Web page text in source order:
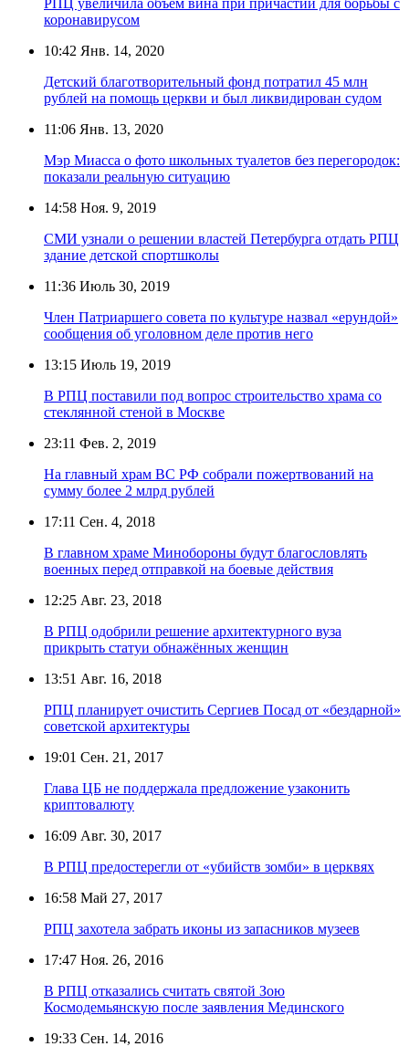
РПЦ увеличила объём вина при причастии для борьбы с
коронавирусом
10:42 Янв. 14, 2020
Детский благотворительный фонд потратил 45 млн
рублей на помощь церкви и был ликвидирован судом
11:06 Янв. 13, 2020
Мэр Миасса о фото школьных туалетов без перегородок:
показали реальную ситуацию
14:58 Ноя. 9, 2019
СМИ узнали о решении властей Петербурга отдать РПЦ
здание детской спортшколы
11:36 Июль 30, 2019
Член Патриаршего совета по культуре назвал «ерундой»
сообщения об уголовном деле против него
13:15 Июль 19, 2019
В РПЦ поставили под вопрос строительство храма со
стеклянной стеной в Москве
23:11 Фев. 2, 2019
На главный храм ВС РФ собрали пожертвований на
сумму более 2 млрд рублей
17:11 Сен. 4, 2018
В главном храме Минобороны будут благословлять
военных перед отправкой на боевые действия
12:25 Авг. 23, 2018
В РПЦ одобрили решение архитектурного вуза
прикрыть статуи обнажённых женщин
13:51 Авг. 16, 2018
РПЦ планирует очистить Сергиев Посад от «бездарной»
советской архитектуры
19:01 Сен. 21, 2017
Глава ЦБ не поддержала предложение узаконить
криптовалюту
16:09 Авг. 30, 2017
В РПЦ предостерегли от «убийств зомби» в церквях
16:58 Май 27, 2017
РПЦ захотела забрать иконы из запасников музеев
17:47 Ноя. 26, 2016
В РПЦ отказались считать святой Зою
Космодемьянскую после заявления Мединского
19:33 Сен. 14, 2016